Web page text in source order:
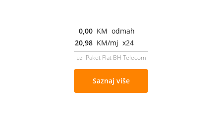
0,00 KM odmah
20,98 KM/mj x24
uz Paket Flat BH Telecom
Saznaj više